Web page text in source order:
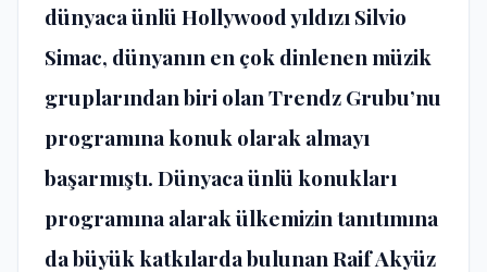
dünyaca ünlü Hollywood yıldızı Silvio
Simac, dünyanın en çok dinlenen müzik
gruplarından biri olan Trendz Grubu’nu
programına konuk olarak almayı
başarmıştı. Dünyaca ünlü konukları
programına alarak ülkemizin tanıtımına
da büyük katkılarda bulunan Raif Akyüz